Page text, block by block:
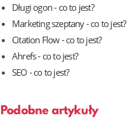
Długi ogon - co to jest?
Marketing szeptany - co to jest?
Citation Flow - co to jest?
Ahrefs - co to jest?
SEO - co to jest?
Podobne artykuły